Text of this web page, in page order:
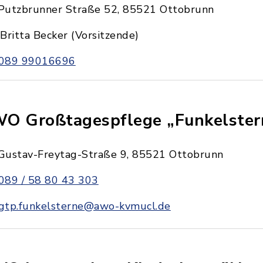
Straße 52, 85521 Ottobrunn
Becker (Vorsitzende)
99016696
Großtagespflege
Freytag-Straße 9, 85521 Ottobrunn
/ 58 80 43 303
kvmucl.de